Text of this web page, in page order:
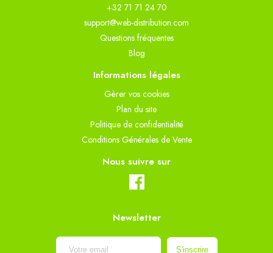
+32 71 71 24 70
support@web-distribution.com
Questions fréquentes
Blog
Informations légales
Gèrer vos cookies
Plan du site
Politique de confidentialité
Conditions Générales de Vente
Nous suivre sur
Newsletter